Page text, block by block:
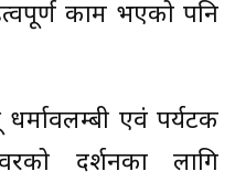
काम भएको पनि
एवं पर्यटक
दर्शनका लागि